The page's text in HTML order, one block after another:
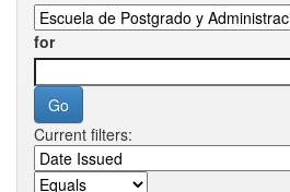
for
Current filters: